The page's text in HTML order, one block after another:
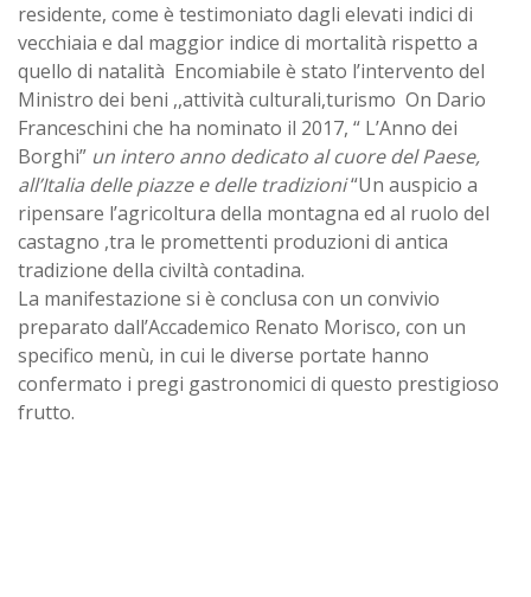
residente, come è testimoniato dagli elevati indici di
vecchiaia e dal maggior indice di mortalità rispetto a
quello di natalità Encomiabile è stato l’intervento del
Ministro dei beni ,,attività culturali,turismo On Dario
Franceschini che ha nominato il 2017, “ L’Anno dei
Borghi” un intero anno dedicato al cuore del Paese,
all’Italia delle piazze e delle tradizioni“Un auspicio a
ripensare l’agricoltura della montagna ed al ruolo del
castagno ,tra le promettenti produzioni di antica
tradizione della civiltà contadina.
La manifestazione si è conclusa con un convivio
preparato dall’Accademico Renato Morisco, con un
specifico menù, in cui le diverse portate hanno
confermato i pregi gastronomici di questo prestigioso
frutto.